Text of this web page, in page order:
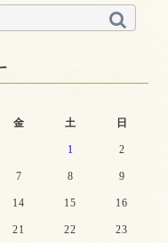
金 土 日
1 2
7 8 9
14 15 16
21 22 23